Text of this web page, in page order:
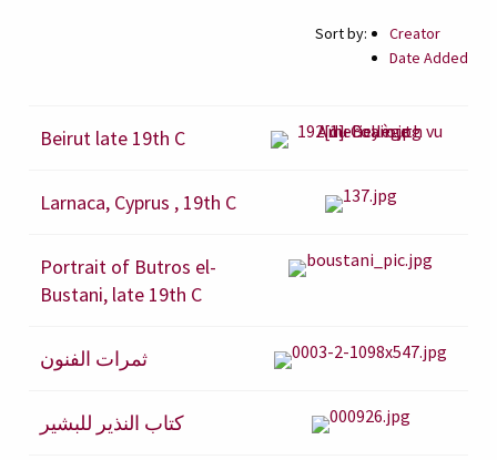
Sort by:
Creator
Date Added
Beirut late 19th C
Larnaca, Cyprus , 19th C
Portrait of Butros el-
Bustani, late 19th C
ثمرات الفنون
كتاب النذير للبشير